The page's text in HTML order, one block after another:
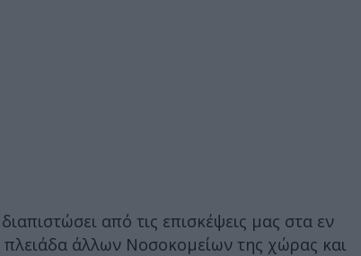
από τις επισκέψεις μας στα εν
άλλων Νοσοκομείων της χώρας και